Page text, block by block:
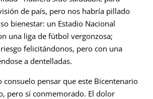
de país, pero nos habría pillado
bienestar: un Estadio Nacional
una liga de fútbol vergonzosa;
felicitándonos, pero con una
a dentelladas.
pensar que este Bicentenario
pero sí conmemorado. El dolor